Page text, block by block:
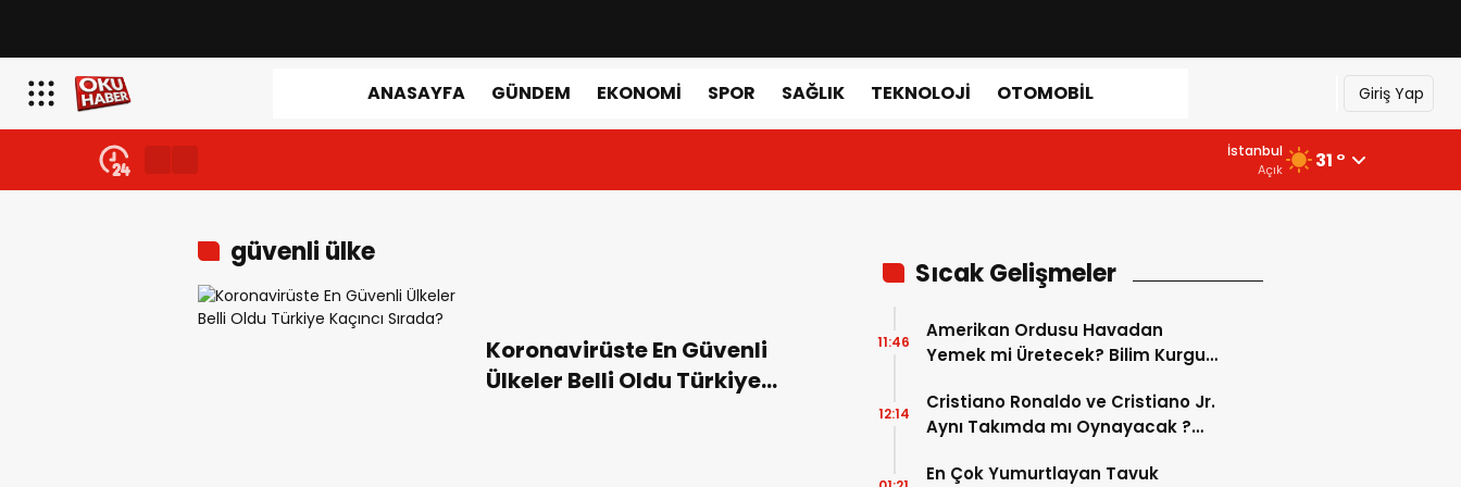
ANASAYFA GÜNDEM EKONOMI SPOR SAĞLIK TEKNOLOJI OTOMOBIL Giriş Yap
İstanbul
Açık 31 °
güvenli ülke
Koronavirüste En Güvenli
Ülkeler Belli Oldu Türkiye
Sıcak Gelişmeler
Amerikan Ordusu Havadan
Yemek mi Üretecek? Bilim Kurgu
11:46
Cristiano Ronaldo ve Cristiano Jr.
Aynı Takımda mı Oynayacak ?
Dönemimi Başlıyor ?
12:14
En Çok Yumurtlayan Tavuk